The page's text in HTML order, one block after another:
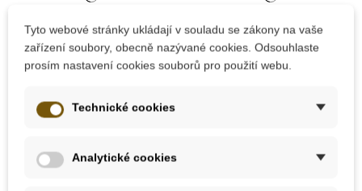
PlanToys Hasičské
"PlanLifestyle"
Tyto webové stránky ukládají v souladu se zákony na vaše
zařízení soubory, obecně nazývané cookies. Odsouhlaste
prosím nastavení cookies souborů pro použití webu.
Technické cookies
Analytické cookies